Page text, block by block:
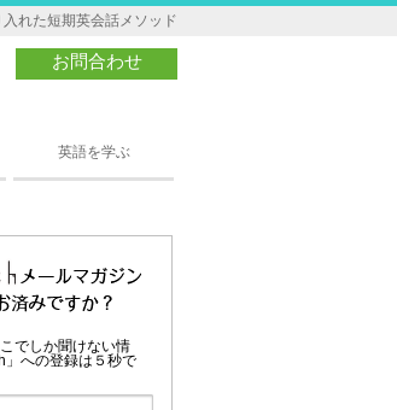
入れた短期英会話メソッド
お問合わせ
英語を学ぶ
でしか聞けない情
への登録は５秒で